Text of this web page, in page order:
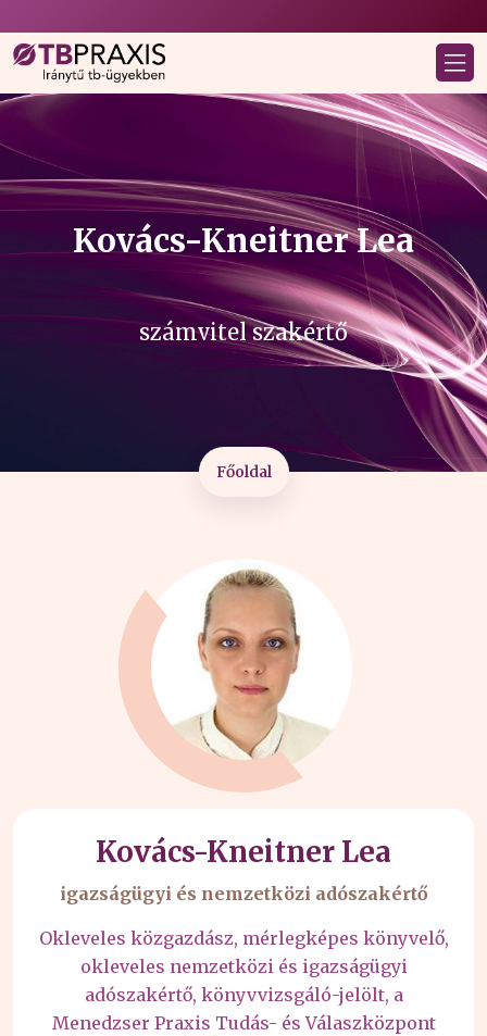
Kovács-Kneitner Lea
számvitel szakértő
Főoldal
Kovács-Kneitner Lea
igazságügyi és nemzetközi adószakértő
Okleveles közgazdász, mérlegképes könyvelő,
okleveles nemzetközi és igazságügyi
adószakértő, könyvvizsgáló-jelölt, a
Menedzser Praxis Tudás- és Válaszközpont